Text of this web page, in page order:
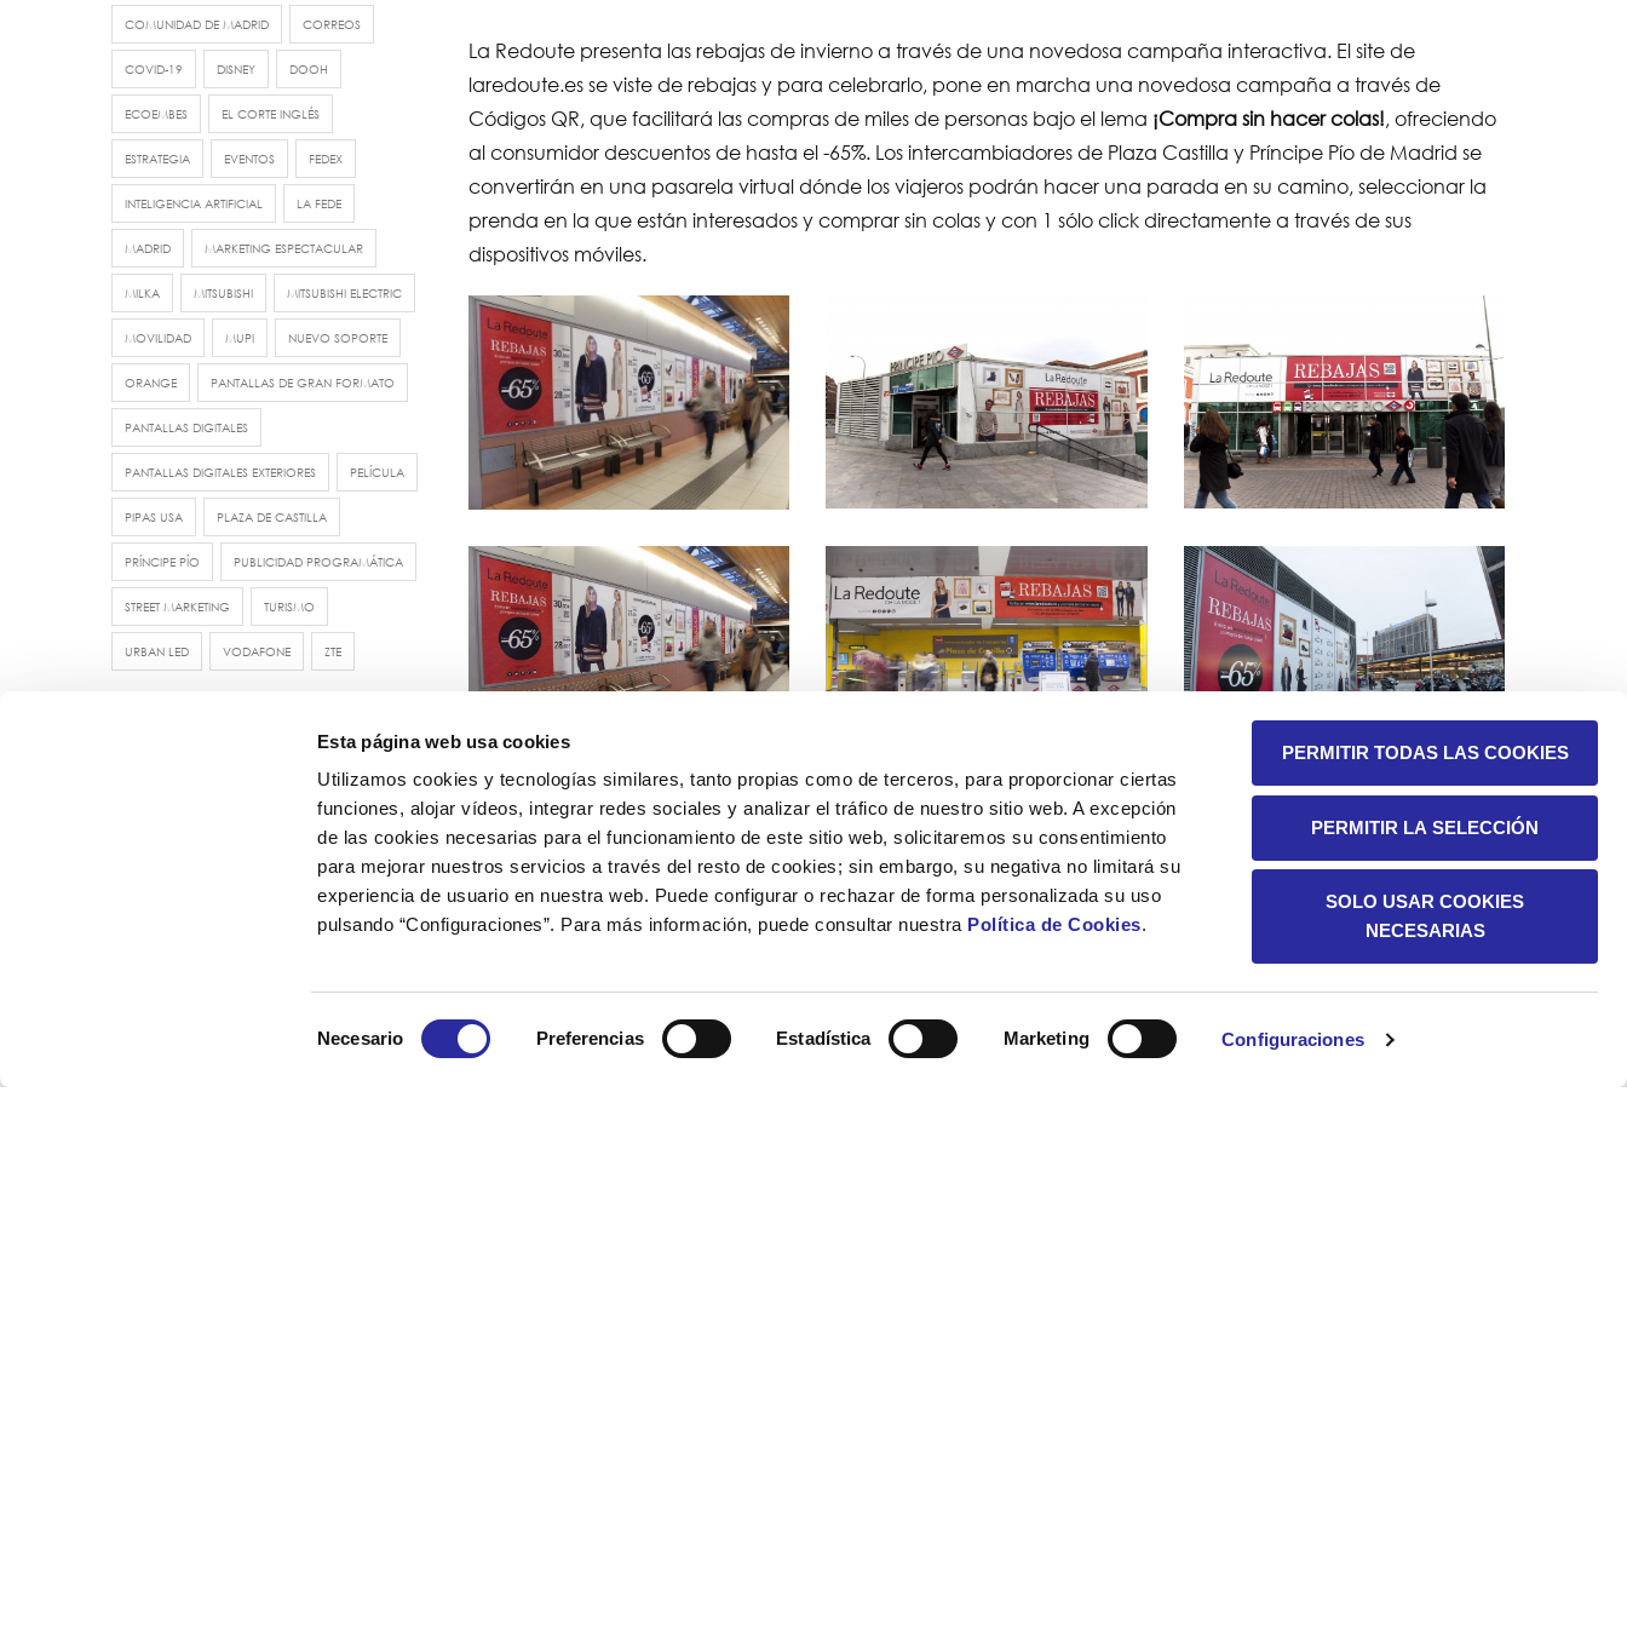
Esta página web usa cookies
Utilizamos cookies y tecnologías similares, tanto propias como de terceros, para proporcionar ciertas
funciones, alojar vídeos, integrar redes sociales y analizar el tráfico de nuestro sitio web. A excepción
de las cookies necesarias para el funcionamiento de este sitio web, solicitaremos su consentimiento
para mejorar nuestros servicios a través del resto de cookies; sin embargo, su negativa no limitará su
experiencia de usuario en nuestra web. Puede configurar o rechazar de forma personalizada su uso
pulsando “Configuraciones”. Para más información, puede consultar nuestra Política de Cookies.
Necesario Preferencias Estadística Marketing Configuraciones
PERMITIR TODAS LAS COOKIES
PERMITIR LA SELECCIÓN
SOLO USAR COOKIES
NECESARIAS
La Redoute presenta las rebajas de invierno a través de una novedosa campaña interactiva. El site de
laredoute.es se viste de rebajas y para celebrarlo, pone en marcha una novedosa campaña a través de
Códigos QR, que facilitará las compras de miles de personas bajo el lema ¡Compra sin hacer colas!, ofreciendo
al consumidor descuentos de hasta el -65%. Los intercambiadores de Plaza Castilla y Príncipe Pío de Madrid se
convertirán en una pasarela virtual dónde los viajeros podrán hacer una parada en su camino, seleccionar la
prenda en la que están interesados y comprar sin colas y con 1 sólo click directamente a través de sus
dispositivos móviles.
COMUNIDAD DE MADRID CORREOS
COVID-19 DISNEY DOOH
ECOEMBES EL CORTE INGLÉS
ESTRATEGIA EVENTOS FEDEX
INTELIGENCIA ARTIFICIAL LA FEDE
MADRID MARKETING ESPECTACULAR
MILKA MITSUBISHI MITSUBISHI ELECTRIC
MOVILIDAD MUPI NUEVO SOPORTE
ORANGE PANTALLAS DE GRAN FORMATO
PANTALLAS DIGITALES
PANTALLAS DIGITALES EXTERIORES PELÍCULA
PIPAS USA PLAZA DE CASTILLA
PRÍNCIPE PÍO PUBLICIDAD PROGRAMÁTICA
STREET MARKETING TURISMO
URBAN LED VODAFONE ZTE
SOSTENIBILIDAD